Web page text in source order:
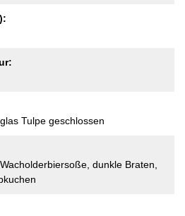
Tulpe geschlossen
dunkle Braten,